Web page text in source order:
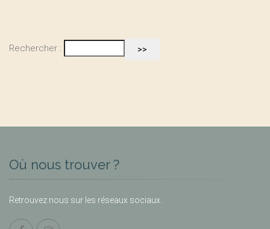
Rechercher :
Où nous trouver ?
Retrouvez nous sur les réseaux sociaux.